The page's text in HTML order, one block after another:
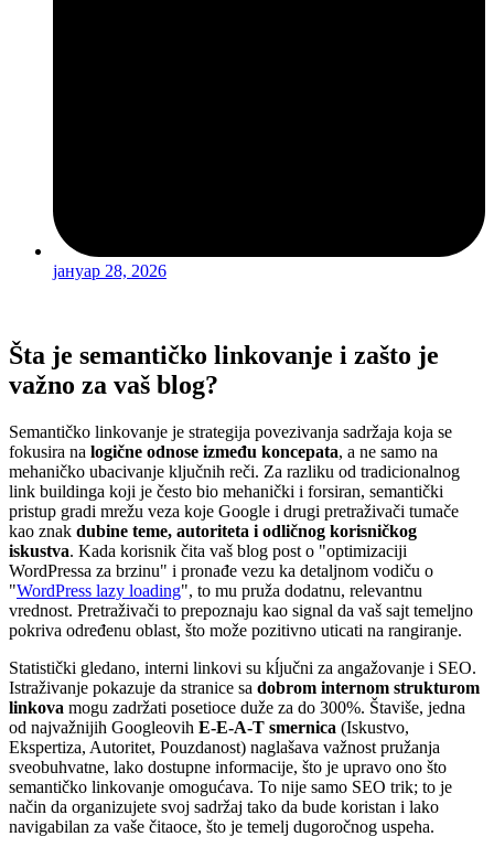
јануар 28, 2026
Šta je semantičko linkovanje i zašto je
važno za vaš blog?
Semantičko linkovanje je strategija povezivanja sadržaja koja se
fokusira na logične odnose između koncepata, a ne samo na
mehaničko ubacivanje ključnih reči. Za razliku od tradicionalnog
link buildinga koji je često bio mehanički i forsiran, semantički
pristup gradi mrežu veza koje Google i drugi pretraživači tumače
kao znak dubine teme, autoriteta i odličnog korisničkog
iskustva. Kada korisnik čita vaš blog post o "optimizaciji
WordPressa za brzinu" i pronađe vezu ka detaljnom vodiču o
"WordPress lazy loading", to mu pruža dodatnu, relevantnu
vrednost. Pretraživači to prepoznaju kao signal da vaš sajt temeljno
pokriva određenu oblast, što može pozitivno uticati na rangiranje.
Statistički gledano, interni linkovi su kĺjučni za angažovanje i SEO.
Istraživanje pokazuje da stranice sa dobrom internom strukturom
linkova mogu zadržati posetioce duže za do 300%. Štaviše, jedna
od najvažnijih Googleovih E-E-A-T smernica (Iskustvo,
Ekspertiza, Autoritet, Pouzdanost) naglašava važnost pružanja
sveobuhvatne, lako dostupne informacije, što je upravo ono što
semantičko linkovanje omogućava. To nije samo SEO trik; to je
način da organizujete svoj sadržaj tako da bude koristan i lako
navigabilan za vaše čitaoce, što je temelj dugoročnog uspeha.